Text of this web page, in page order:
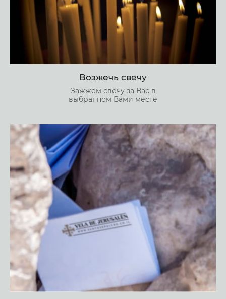
Возжечь свечу
Зажжем свечу за Вас в
выбранном Вами месте